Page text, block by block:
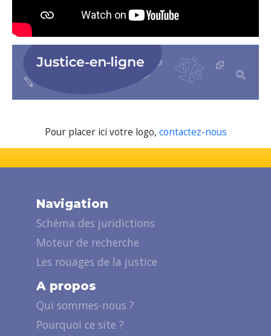
Pour placer ici votre logo, contactez-nous
Navigation
Schéma des juridictions
Moteur de recherche
Les rouages de la justice
A propos
Qui sommes-nous ?
Pourquoi ce site ?